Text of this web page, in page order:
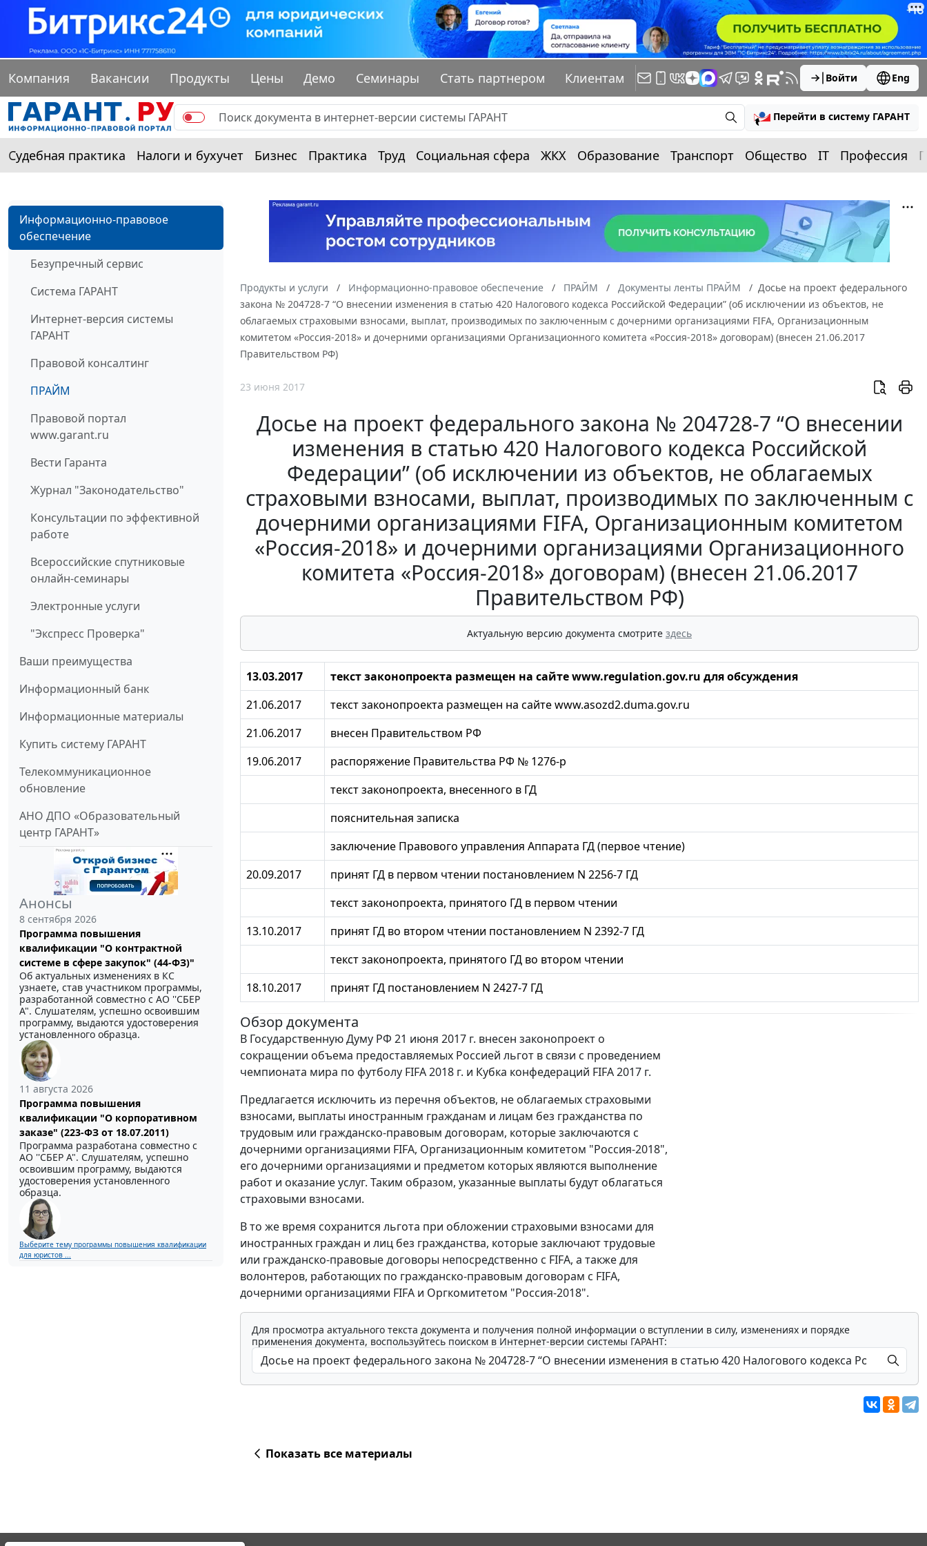
Компания Вакансии Продукты Цены Демо Семинары Стать партнером Клиентам Войти Eng
Перейти в систему ГАРАНТ
Судебная практика Налоги и бухучет Бизнес Практика Труд Социальная сфера ЖКХ Образование Транспорт Общество IT Профессия
Информационно-правовое
обеспечение
Безупречный сервис
Система ГАРАНТ
Интернет-версия системы
ГАРАНТ
Правовой консалтинг
ПРАЙМ
Правовой портал
www.garant.ru
Вести Гаранта
Журнал "Законодательство"
Консультации по эффективной
работе
Всероссийские спутниковые
онлайн-семинары
Электронные услуги
"Экспресс Проверка"
Ваши преимущества
Информационный банк
Информационные материалы
Купить систему ГАРАНТ
Телекоммуникационное
обновление
АНО ДПО «Образовательный
центр ГАРАНТ»
Анонсы
8 сентября 2026
Программа повышения
квалификации "О контрактной
системе в сфере закупок" (44-ФЗ)"
Об актуальных изменениях в КС
узнаете, став участником программы,
разработанной совместно с АО ''СБЕР
А". Слушателям, успешно освоившим
программу, выдаются удостоверения
установленного образца.
11 августа 2026
Программа повышения
квалификации "О корпоративном
заказе" (223-ФЗ от 18.07.2011)
Программа разработана совместно с
АО ''СБЕР А". Слушателям, успешно
освоившим программу, выдаются
удостоверения установленного
образца.
Выберите тему программы повышения квалификации
для юристов ...
Продукты и услуги Информационно-правовое обеспечение ПРАЙМ Документы ленты ПРАЙМ
Досье на проект федерального
закона № 204728-7 “О внесении изменения в статью 420 Налогового кодекса Российской Федерации” (об исключении из объектов, не
облагаемых страховыми взносами, выплат, производимых по заключенным с дочерними организациями FIFA, Организационным
комитетом «Россия-2018» и дочерними организациями Организационного комитета «Россия-2018» договорам) (внесен 21.06.2017
Правительством РФ)
23 июня 2017
Досье на проект федерального закона № 204728-7 “О внесении
изменения в статью 420 Налогового кодекса Российской
Федерации” (об исключении из объектов, не облагаемых
страховыми взносами, выплат, производимых по заключенным с
дочерними организациями FIFA, Организационным комитетом
«Россия-2018» и дочерними организациями Организационного
комитета «Россия-2018» договорам) (внесен 21.06.2017
Правительством РФ)
Актуальную версию документа смотрите здесь
13.03.2017
текст законопроекта размещен на сайте www.regulation.gov.ru для обсуждения
21.06.2017
текст законопроекта размещен на сайте www.asozd2.duma.gov.ru
21.06.2017
внесен Правительством РФ
19.06.2017
распоряжение Правительства РФ № 1276-р
текст законопроекта, внесенного в ГД
пояснительная записка
заключение Правового управления Аппарата ГД (первое чтение)
20.09.2017
принят ГД в первом чтении постановлением N 2256-7 ГД
текст законопроекта, принятого ГД в первом чтении
13.10.2017
принят ГД во втором чтении постановлением N 2392-7 ГД
текст законопроекта, принятого ГД во втором чтении
18.10.2017
принят ГД постановлением N 2427-7 ГД
Обзор документа
В Государственную Думу РФ 21 июня 2017 г. внесен законопроект о
сокращении объема предоставляемых Россией льгот в связи с проведением
чемпионата мира по футболу FIFA 2018 г. и Кубка конфедераций FIFA 2017 г.
Предлагается исключить из перечня объектов, не облагаемых страховыми
взносами, выплаты иностранным гражданам и лицам без гражданства по
трудовым или гражданско-правовым договорам, которые заключаются с
дочерними организациями FIFA, Организационным комитетом "Россия-2018",
его дочерними организациями и предметом которых являются выполнение
работ и оказание услуг. Таким образом, указанные выплаты будут облагаться
страховыми взносами.
В то же время сохранится льгота при обложении страховыми взносами для
иностранных граждан и лиц без гражданства, которые заключают трудовые
или гражданско-правовые договоры непосредственно с FIFA, а также для
волонтеров, работающих по гражданско-правовым договорам с FIFA,
дочерними организациями FIFA и Оргкомитетом "Россия-2018".
Для просмотра актуального текста документа и получения полной информации о вступлении в силу, изменениях и порядке
применения документа, воспользуйтесь поиском в Интернет-версии системы ГАРАНТ:
Показать все материалы